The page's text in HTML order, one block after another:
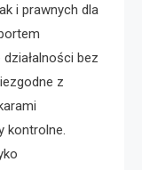
i prawnych dla
bez
z
kontrolne.